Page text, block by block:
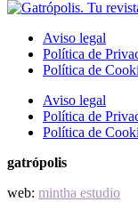
Aviso legal
Política de
Política de
Aviso legal
Política de
Política de
gatrópolis
web: mintha estudio